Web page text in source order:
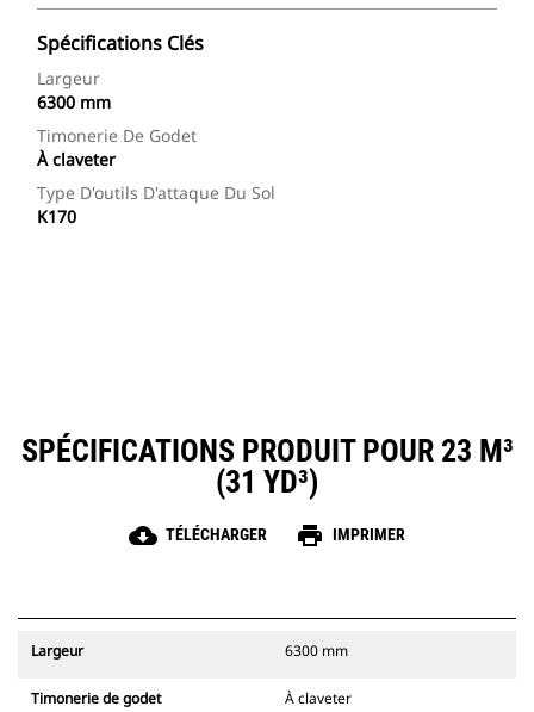
Spécifications Clés
Largeur
6300 mm
Timonerie De Godet
À claveter
Type D'outils D'attaque Du Sol
K170
SPÉCIFICATIONS PRODUIT POUR 23 M³
(31 YD³)
cloud_download TÉLÉCHARGER print IMPRIMER
Largeur 6300 mm
Timonerie de godet À claveter